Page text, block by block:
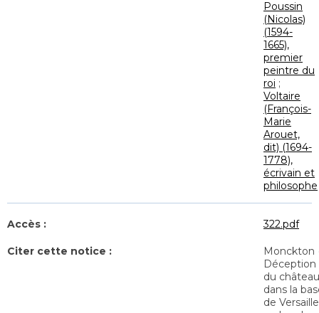
Poussin
(Nicolas)
(1594-
1665),
premier
peintre du
roi ;
Voltaire
(François-
Marie
Arouet,
dit) (1694-
1778),
écrivain et
philosophe
Accès : 322.pdf
Citer cette notice :
Monckton
Déception
du
dans la
de